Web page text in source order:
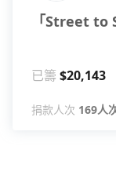
「Street to
已籌 $20,143
捐款人次 169人